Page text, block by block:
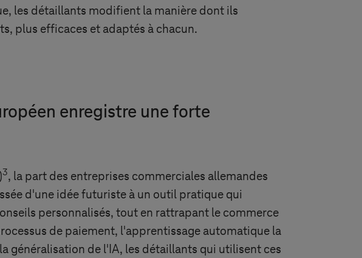
les détaillants modifient la manière dont ils
plus efficaces et adaptés à chacun.
enregistre une forte
3, la part des entreprises commerciales allemandes
d'une idée futuriste à un outil pratique qui
personnalisés, tout en rattrapant le commerce
de paiement, l'apprentissage automatique la
généralisation de l'IA, les détaillants qui utilisent ces